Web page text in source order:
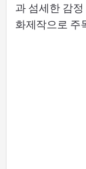
과 섬세한 감
화제작으로 주